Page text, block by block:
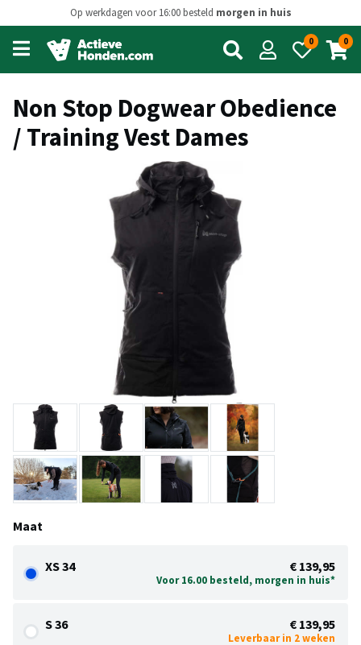
Op werkdagen voor 16:00 besteld morgen in huis
Open
main
menu
0 0
Non Stop Dogwear Obedience
/ Training Vest Dames
Maat
XS 34 € 139,95
Voor 16.00 besteld, morgen in huis*
S 36 € 139,95
Leverbaar in 2 weken